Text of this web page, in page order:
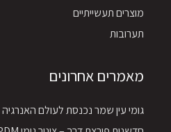
מוצרים תעשייתיים
תערובות
מאמרים אחרונים
גומי עין שמר נכנסת לעולם האנרגיה